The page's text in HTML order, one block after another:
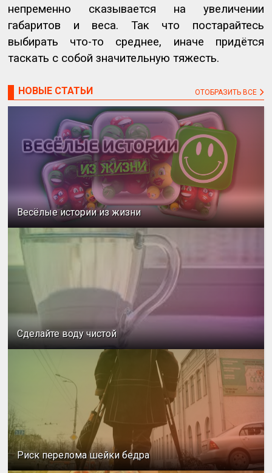
непременно сказывается на увеличении
габаритов и веса. Так что постарайтесь
выбирать что-то среднее, иначе придётся
таскать с собой значительную тяжесть.
НОВЫЕ СТАТЬИ ОТОБРАЗИТЬ ВСЕ
Весёлые истории из жизни
Сделайте воду чистой
Риск перелома шейки бедра